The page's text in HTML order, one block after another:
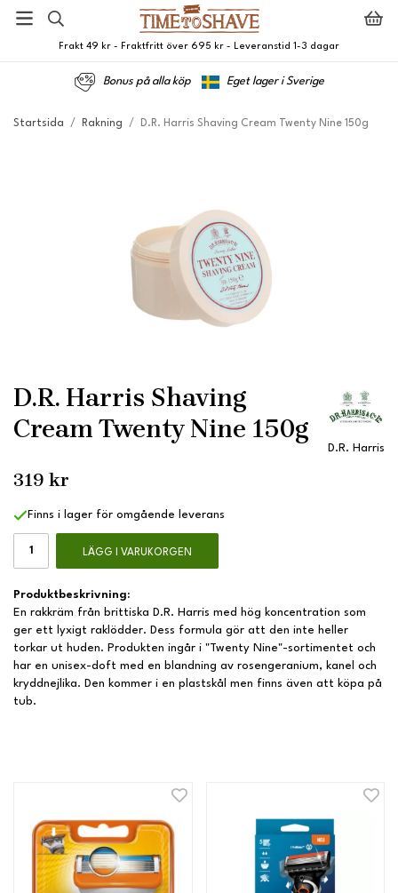
Frakt 49 kr - Fraktfritt över 695 kr - Leveranstid 1-3 dagar
Bonus på alla köp Eget lager i Sverige
Startsida / Rakning / D.R. Harris Shaving Cream Twenty Nine 150g
D.R. Harris Shaving
Cream Twenty Nine 150g
D.R. Harris
319 kr
Finns i lager för omgående leverans
LÄGG I VARUKORGEN
Produktbeskrivning:
En rakkräm från brittiska D.R. Harris med hög koncentration som
ger ett lyxigt raklödder. Dess formula gör att den inte heller
torkar ut huden. Produkten ingår i "Twenty Nine"-sortimentet och
har en unisex-doft med en blandning av rosengeranium, kanel och
kryddnejlika. Den kommer i en plastskål men finns även att köpa på
tub.